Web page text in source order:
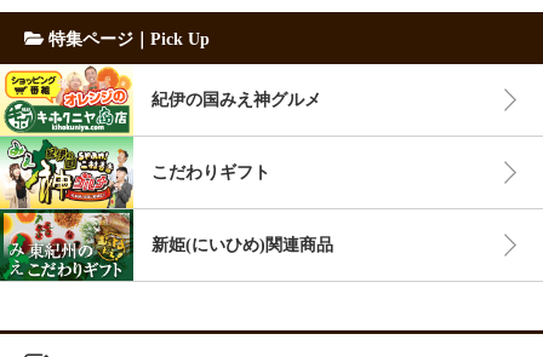
特集ページ｜Pick Up
紀伊の国みえ神グルメ
こだわりギフト
新姫(にいひめ)関連商品